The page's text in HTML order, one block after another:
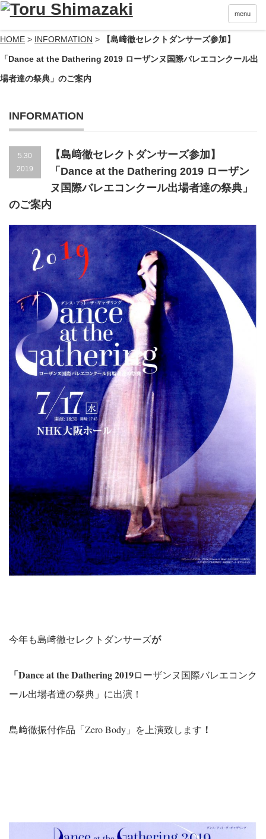
menu
HOME > INFORMATION > 【島﨑徹セレクトダンサーズ参加】
「Dance at the Dathering 2019 ローザンヌ国際バレエコンクール出
場者達の祭典」のご案内
INFORMATION
5.30
2019
【島﨑徹セレクトダンサーズ参加】
「Dance at the Dathering 2019 ローザン
ヌ国際バレエコンクール出場者達の祭典」
のご案内
今年も島﨑徹セレクトダンサーズが
「Dance at the Dathering 2019ローザンヌ国際バレエコンク
ール出場者達の祭典」に出演！
島﨑徹振付作品「Zero Body」を上演致します ！